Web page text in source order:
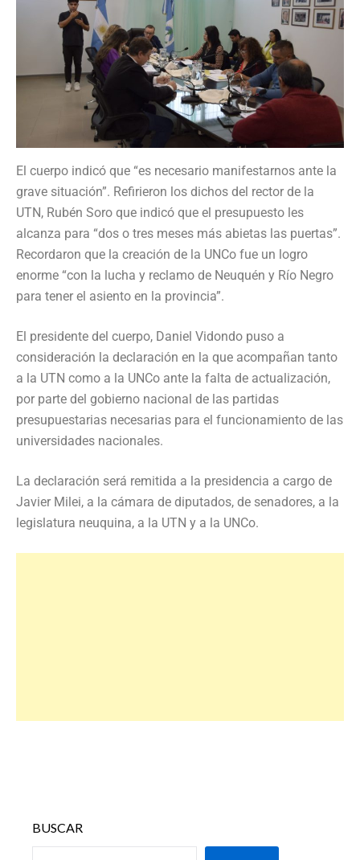
El cuerpo indicó que “es necesario manifestarnos ante la
grave situación”. Refirieron los dichos del rector de la
UTN, Rubén Soro que indicó que el presupuesto les
alcanza para “dos o tres meses más abietas las puertas”.
Recordaron que la creación de la UNCo fue un logro
enorme “con la lucha y reclamo de Neuquén y Río Negro
para tener el asiento en la provincia”.
El presidente del cuerpo, Daniel Vidondo puso a
consideración la declaración en la que acompañan tanto
a la UTN como a la UNCo ante la falta de actualización,
por parte del gobierno nacional de las partidas
presupuestarias necesarias para el funcionamiento de las
universidades nacionales.
La declaración será remitida a la presidencia a cargo de
Javier Milei, a la cámara de diputados, de senadores, a la
legislatura neuquina, a la UTN y a la UNCo.
BUSCAR